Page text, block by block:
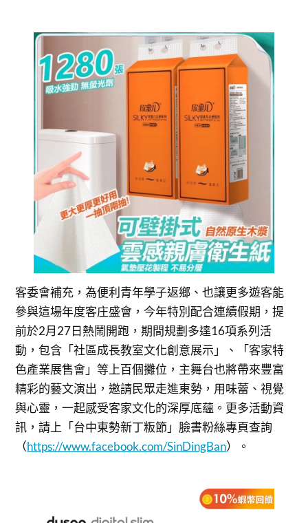
客委會補充，為便利青年學子返鄉、也讓更多遊客能
參與這場年度客庄盛會，今年特別配合連續假期，提
前於2月27日熱鬧開跑，期間規劃多達16項系列活
動，包含「社區成長教室文化創意展示」、「客家特
色產業展售會」等上百個攤位，主舞台也將帶來豐富
精彩的藝文演出，邀請民眾走進東勢，用味蕾、視覺
與心靈，一起感受客家文化的深厚底蘊。更多活動資
訊，請上「台中東勢新丁粄節」臉書粉絲專頁查詢
（https://www.facebook.com/SinDingBan）。